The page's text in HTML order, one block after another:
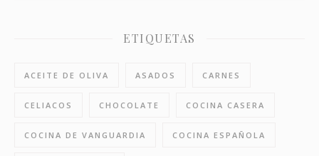
ETIQUETAS
ACEITE DE OLIVA ASADOS CARNES
CELIACOS CHOCOLATE COCINA CASERA
COCINA DE VANGUARDIA COCINA ESPAÑOLA